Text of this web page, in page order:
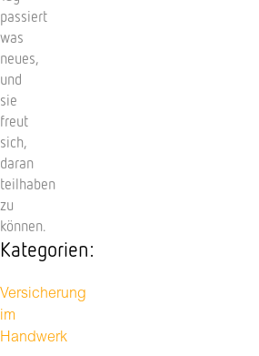
passiert
was
neues,
und
sie
freut
sich,
daran
teilhaben
zu
können.
Kategorien:
Versicherung
im
Handwerk